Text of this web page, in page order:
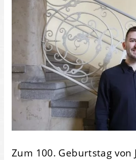
Zum 100. Geburtstag von